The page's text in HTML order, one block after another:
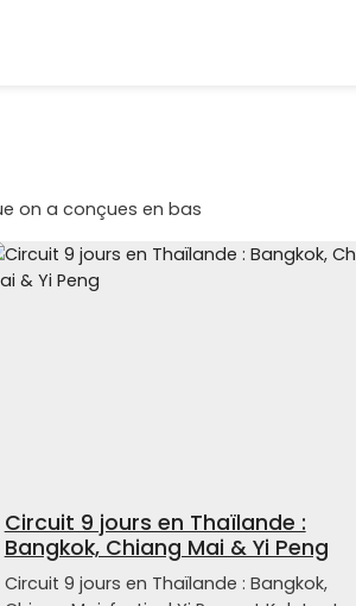
on a conçues en bas
Circuit 9 jours en Thaïlande :
Bangkok, Chiang Mai & Yi Peng
Circuit 9 jours en Thaïlande : Bangkok,